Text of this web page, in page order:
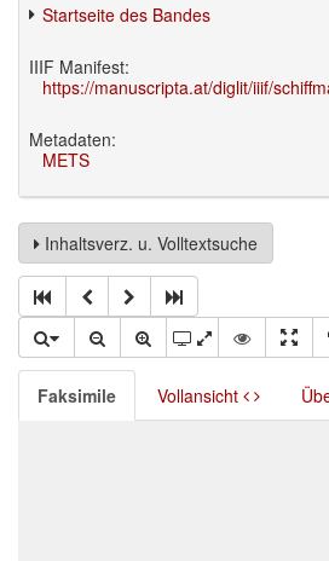
Startseite des Bandes
IIIF Manifest:
https://manuscripta.at/diglit/iiif/
Metadaten:
METS
Inhaltsverz. u. Volltextsuche
Faksimile Vollansicht